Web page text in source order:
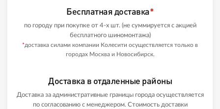
Бесплатная доставка*
по городу при покупке от 4-х шт. (не суммируется с акцией
бесплатного шиномонтажа)
*доставка силами компании Колесити осуществляется только в
городах Москва и Новосибирск.
Доставка в отдаленные районы
Доставка за административные границы города осуществляется
по согласованию с менеджером. Стоимость доставки